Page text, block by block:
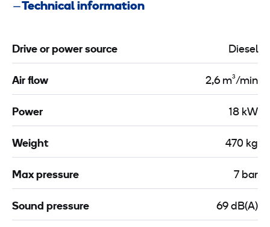
Technical information
Drive or power source Diesel
Air flow 2,6 m³/min
Power 18 kW
Weight 470 kg
Max pressure 7 bar
Sound pressure 69 dB(A)